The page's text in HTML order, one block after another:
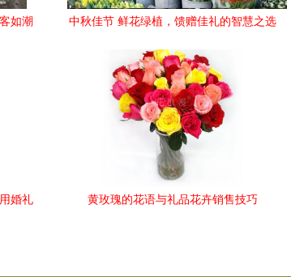
如潮
中秋佳节 鲜花绿植，馈赠佳礼的智慧之选
婚礼
黄玫瑰的花语与礼品花卉销售技巧